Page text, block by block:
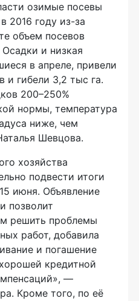
озимые посевы
2016 году из-за
объем посевов
и низкая
в апреле, привели
и гибели 3,2 тыс га.
200–250%
нормы, температура
ниже, чем
Шевцова.
хозяйства
подвести итоги
июня. Объявление
позволит
решить проблемы
работ, добавила
и погашение
кредитной
—
Кроме того, по её